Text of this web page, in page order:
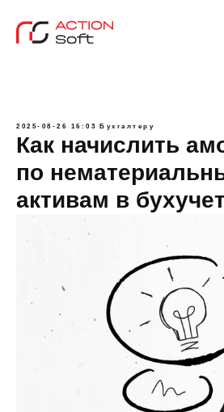
2025-08-26 16:03 Бухгалтеру
Как начислить
по
активам в